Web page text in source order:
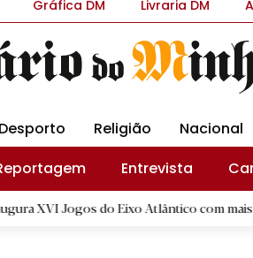
Gráfica DM Livraria DM
Desporto Religião Nacional
Entrevista
do Eixo Atlântico com mais de dois mil